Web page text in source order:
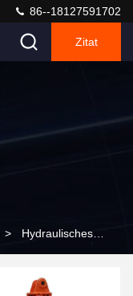
86--18127591702
Zitat
> Hydraulisches